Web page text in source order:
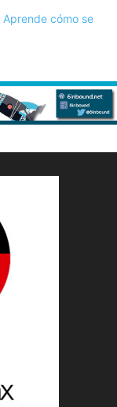
Aprende cómo se